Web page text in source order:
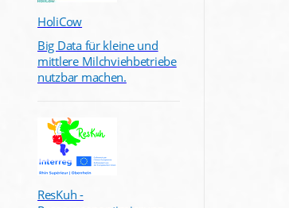
HoliCow
Big Data für kleine und
mittlere Milchviehbetriebe
nutzbar machen.
ResKuh -